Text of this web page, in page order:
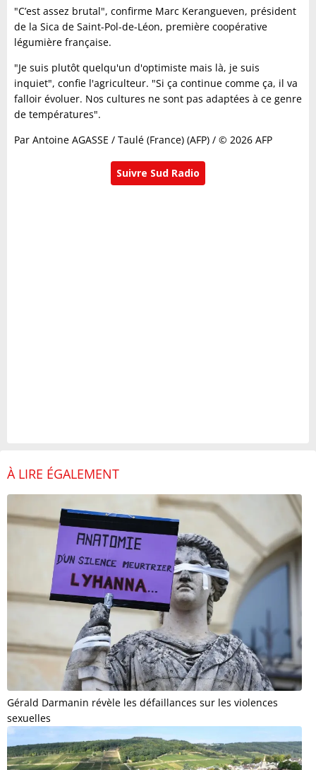
"C’est assez brutal", confirme Marc Kerangueven, président
de la Sica de Saint-Pol-de-Léon, première coopérative
légumière française.
"Je suis plutôt quelqu'un d'optimiste mais là, je suis
inquiet", confie l'agriculteur. "Si ça continue comme ça, il va
falloir évoluer. Nos cultures ne sont pas adaptées à ce genre
de températures".
Par Antoine AGASSE / Taulé (France) (AFP) / © 2026 AFP
Suivre Sud Radio
À LIRE ÉGALEMENT
Gérald Darmanin révèle les défaillances sur les violences
sexuelles